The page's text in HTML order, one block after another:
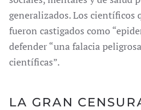
generalizados. Los científicos
fueron castigados como
defender “una falacia
científicas”.
LA GRAN